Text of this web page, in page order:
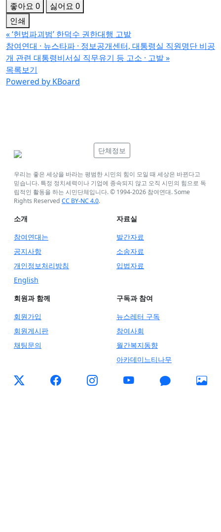
좋아요 0 싫어요 0
인쇄
«‘헌법파괴범’ 한덕수 권한대행 고발
참여연대 · 뉴스타파 · 정보공개센터, 대통령실 직원명단 비공
개 관련 대통령비서실 직무유기 등 고소 · 고발»
목록보기
Powered by KBoard
단체정보
우리는 좋은 세상을 바라는 평범한 시민의 힘이 모일 때 세상은 바뀐다고
믿습니다. 특정 정치세력이나 기업에 종속되지 않고 오직 시민의 힘으로 독
립적인 활동을 하는 시민단체입니다. © 1994-2026 참여연대. Some
Rights Reserved CC BY-NC 4.0.
소개
참여연대는
공지사항
개인정보처리방침
English
자료실
발간자료
소송자료
입법자료
회원과 함께
회원가입
회원게시판
채팅문의
구독과 참여
뉴스레터 구독
참여사회
월간복지동향
아카데미느티나무